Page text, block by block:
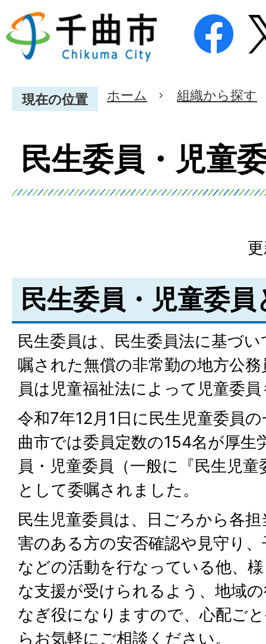
現在の位置 ホーム 組織から探す
民生委員・児童
民生委員・児童委員
民生委員は、民生委員法に基づ
嘱された無償の非常勤の地方公
員は児童福祉法によって児童委
令和7年12月1日に民生児童委員
曲市では委員定数の154名が厚生
員・児童委員（一般に『民生児
として委嘱されました。
民生児童委員は、日ごろから各
害のある方の安否確認や見守り
などの活動を行なっている他、
な支援が受けられるよう、地域
なぎ役になりますので、心配ご
らお気軽にご相談ください。